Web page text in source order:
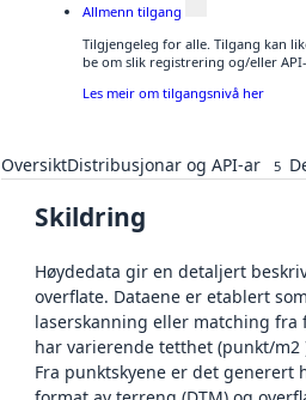
Allmenn tilgang
Tilgjengeleg for alle. Tilgang kan
be om slik registrering og/eller
Les meir om tilgangsnivå her
OversiktDistribusjonar og API-ar 5
Skildring
Høydedata gir en detaljert
overflate. Dataene er etablert
laserskanning eller matching fra
har varierende tetthet (punkt/
Fra punktskyene er det generert